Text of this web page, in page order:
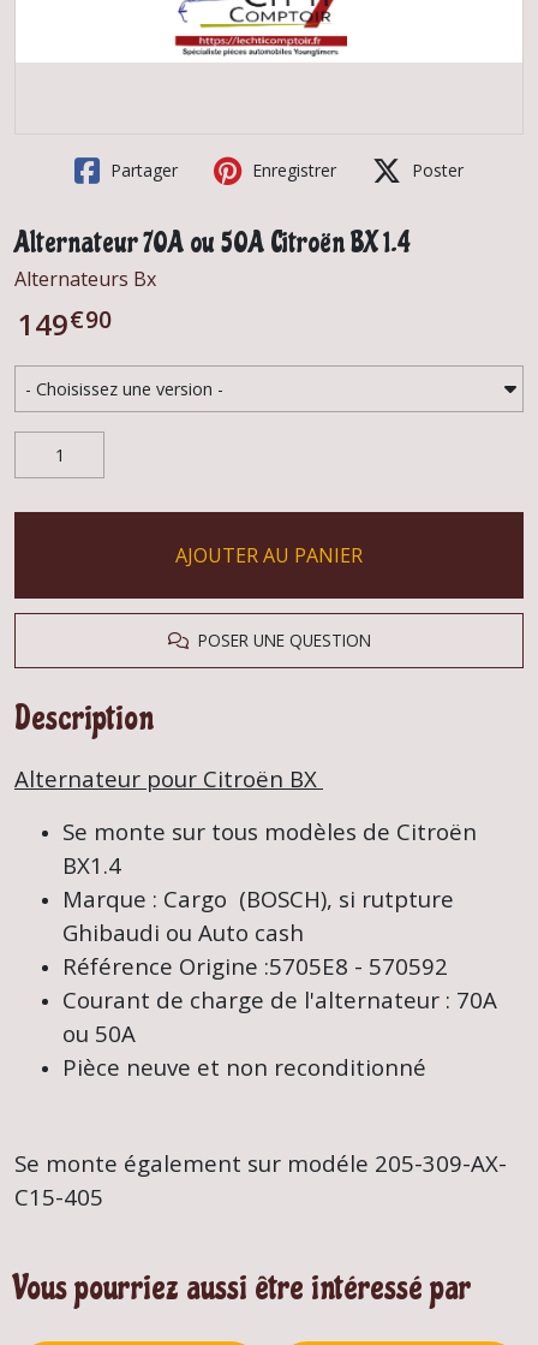
Partager Enregistrer Poster
Alternateur 70A ou 50A Citroën BX 1.4
Alternateurs Bx
149€90
AJOUTER AU PANIER
POSER UNE QUESTION
Description
Alternateur pour Citroën BX
Se monte sur tous modèles de Citroën
BX1.4
Marque : Cargo (BOSCH), si rutpture
Ghibaudi ou Auto cash
Référence Origine :5705E8 - 570592
Courant de charge de l'alternateur : 70A
ou 50A
Pièce neuve et non reconditionné
Se monte également sur modéle 205-309-AX-
C15-405
Vous pourriez aussi être intéressé par